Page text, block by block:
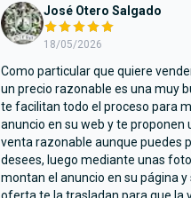
José Otero Salgado
18/05/2026
Como particular que quiere
un precio razonable es una muy
te facilitan todo el proceso para
anuncio en su web y te proponen
venta razonable aunque puedes
desees, luego mediante unas
montan el anuncio en su página y